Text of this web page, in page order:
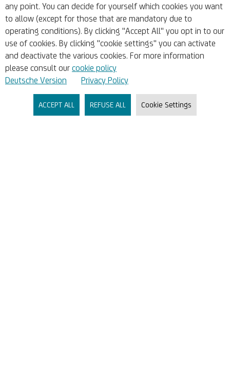
any point. You can decide for yourself which cookies you want
to allow (except for those that are mandatory due to
operating conditions). By clicking "Accept All" you opt in to our
use of cookies. By clicking "cookie settings" you can activate
and deactivate the various cookies. For more information
please consult our cookie policy
Deutsche Version
Privacy Policy
ACCEPT ALL REFUSE ALL Cookie Settings
Ihre Cookie-Einstellungen
Wertpapieraufsichtsgesetz
Zahlungsdienstgesetz (ZaDiG)
Einlagensicherung & Anlegerentschädigung
Basisinformationsblätter